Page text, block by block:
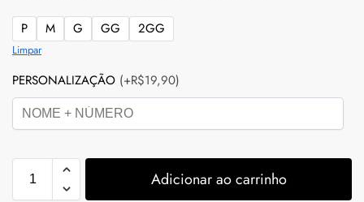
P M G GG 2GG
Limpar
PERSONALIZAÇÃO (+R$19,90)
Adicionar ao carrinho